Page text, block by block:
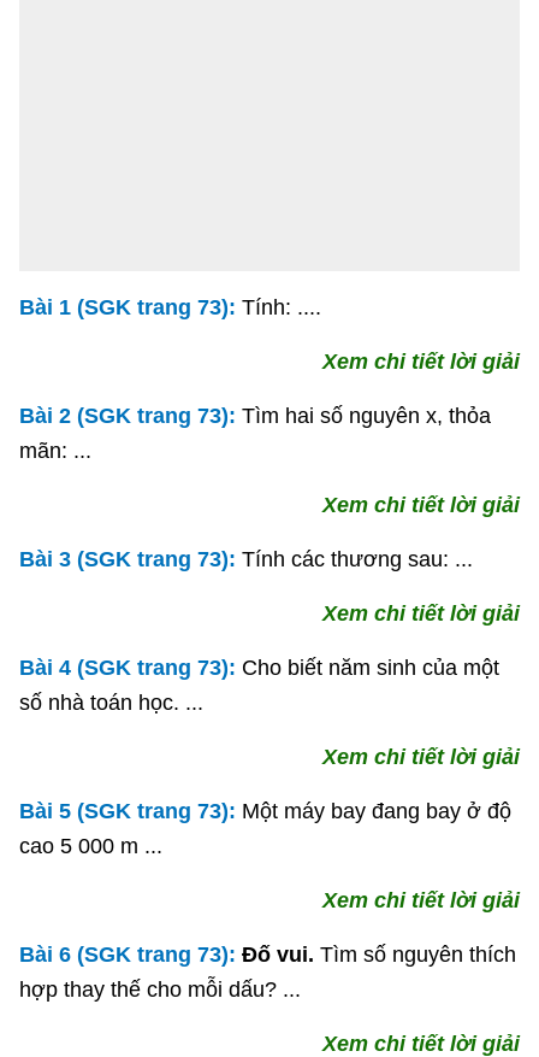
Bài 1 (SGK trang 73): Tính: ....
Xem chi tiết lời giải
Bài 2 (SGK trang 73): Tìm hai số nguyên x, thỏa
mãn: ...
Xem chi tiết lời giải
Bài 3 (SGK trang 73): Tính các thương sau: ...
Xem chi tiết lời giải
Bài 4 (SGK trang 73): Cho biết năm sinh của một
số nhà toán học. ...
Xem chi tiết lời giải
Bài 5 (SGK trang 73): Một máy bay đang bay ở độ
cao 5 000 m ...
Xem chi tiết lời giải
Bài 6 (SGK trang 73): Đố vui. Tìm số nguyên thích
hợp thay thế cho mỗi dấu? ...
Xem chi tiết lời giải